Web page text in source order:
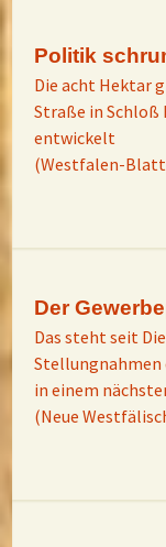
Politik
Die acht Hektar
Straße in
entwickelt
(Westfalen-
Der
Das steht seit
Stellungnahmen
in einem
(Neue